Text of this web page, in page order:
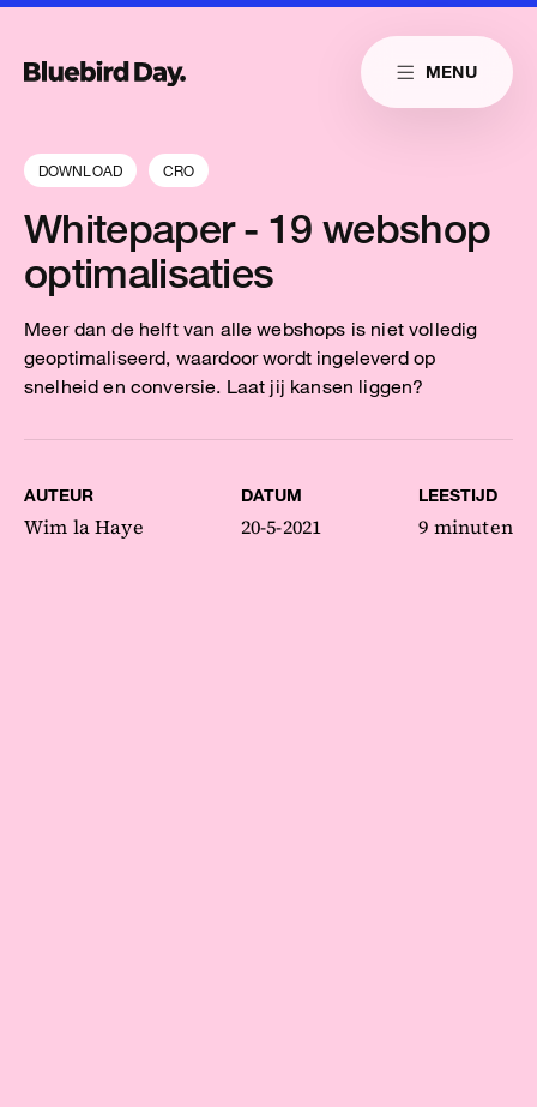
Skip to main content
MENU
Link naar
Cases
Diensten
Insights
Cultuur
Contact
4814 DC Breda
Route
hello@bluebirdday.nl
sales@bluebirdday.nl
DOWNLOAD CRO
Whitepaper - 19 webshop
optimalisaties
Meer dan de helft van alle webshops is niet volledig
geoptimaliseerd, waardoor wordt ingeleverd op
snelheid en conversie. Laat jij kansen liggen?
AUTEUR
Wim la Haye
DATUM
20-5-2021
LEESTIJD
9 minuten